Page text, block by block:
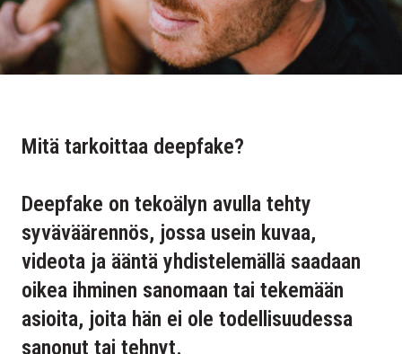
Mitä tarkoittaa deepfake?
Deepfake on tekoälyn avulla tehty
syväväärennös, jossa usein kuvaa,
videota ja ääntä yhdistelemällä saadaan
oikea ihminen sanomaan tai tekemään
asioita, joita hän ei ole todellisuudessa
sanonut tai tehnyt.